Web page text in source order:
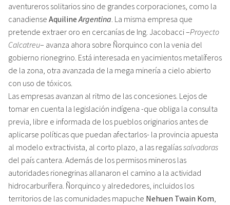
aventureros solitarios sino de grandes corporaciones, como la
canadiense Aquiline Argentina . La misma empresa que
pretende extraer oro en cercanías de Ing. Jacobacci –Proyecto
Calcatreu– avanza ahora sobre Ñorquinco con la venia del
gobierno rionegrino. Está interesada en yacimientos metalíferos
de la zona, otra avanzada de la mega minería a cielo abierto
con uso de tóxicos.
Las empresas avanzan al ritmo de las concesiones. Lejos de
tomar en cuenta la legislación indígena -que obliga la consulta
previa, libre e informada de los pueblos originarios antes de
aplicarse políticas que puedan afectarlos- la provincia apuesta
al modelo extractivista, al corto plazo, a las regalíassalvadoras
del país cantera. Además de los permisos mineros las
autoridades rionegrinas allanaron el camino a la actividad
hidrocarburífera. Ñorquinco y alrededores, incluidos los
territorios de las comunidades mapuche Nehuen Twain Kom